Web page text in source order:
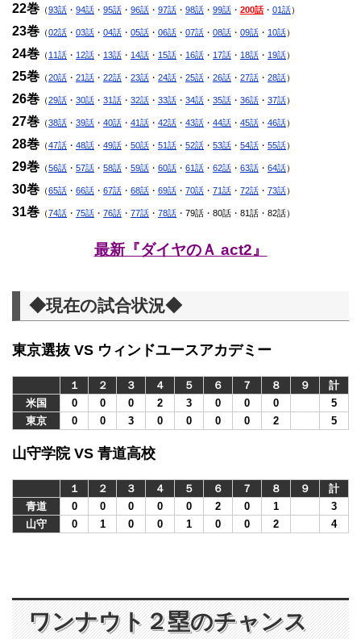
22巻 （93話 ・ 94話 ・ 95話 ・ 96話 ・ 97話 ・ 98話 ・ 99話 ・ 200話 ・ 01話）
23巻 （02話 ・ 03話 ・ 04話 ・ 05話 ・ 06話 ・ 07話 ・ 08話 ・ 09話 ・ 10話）
24巻 （11話 ・ 12話 ・ 13話 ・ 14話 ・ 15話 ・ 16話 ・ 17話 ・ 18話 ・ 19話）
25巻 （20話 ・ 21話 ・ 22話 ・ 23話 ・ 24話 ・ 25話 ・ 26話 ・ 27話 ・ 28話）
26巻 （29話 ・ 30話 ・ 31話 ・ 32話 ・ 33話 ・ 34話 ・ 35話 ・ 36話 ・ 37話）
27巻 （38話 ・ 39話 ・ 40話 ・ 41話 ・ 42話 ・ 43話 ・ 44話 ・ 45話 ・ 46話）
28巻 （47話 ・ 48話 ・ 49話 ・ 50話 ・ 51話 ・ 52話 ・ 53話 ・ 54話 ・ 55話）
29巻 （56話 ・ 57話 ・ 58話 ・ 59話 ・ 60話 ・ 61話 ・ 62話 ・ 63話 ・ 64話）
30巻 （65話 ・ 66話 ・ 67話 ・ 68話 ・ 69話 ・ 70話 ・ 71話 ・ 72話 ・ 73話）
31巻 （74話 ・ 75話 ・ 76話 ・ 77話 ・ 78話 ・79話・80話・81話・82話）
最新『ダイヤのＡ act2』
◆現在の試合状況◆
東京選抜 VS ウィンドユースアカデミー
１ ２ ３ ４ ５ ６ ７ ８ ９
計
米国
0 0 0 2 3 0 0 0
5
東京
0 0 3 0 0 0 0 2 5
山守学院 VS 青道高校
１ ２ ３ ４ ５ ６ ７ ８ ９
計
青道
0 0 0 0 0 2 0 1
3
山守
0 1 0 0 1 0 0 2 4
ワンナウト２塁のチャンス